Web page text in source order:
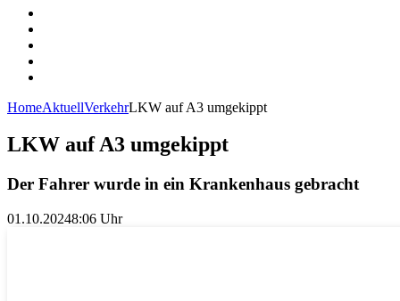
HomeAktuellVerkehrLKW auf A3 umgekippt
LKW auf A3 umgekippt
Der Fahrer wurde in ein Krankenhaus gebracht
01.10.20248:06 Uhr